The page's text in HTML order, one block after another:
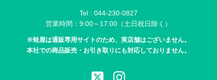
Tel : 044-230-0827
営業時間：9:00～17:00（土日祝日除く）
※蛙屋は通販専用サイトのため、実店舗はございません。
本社での商品販売・お引き取りにも対応しておりません。